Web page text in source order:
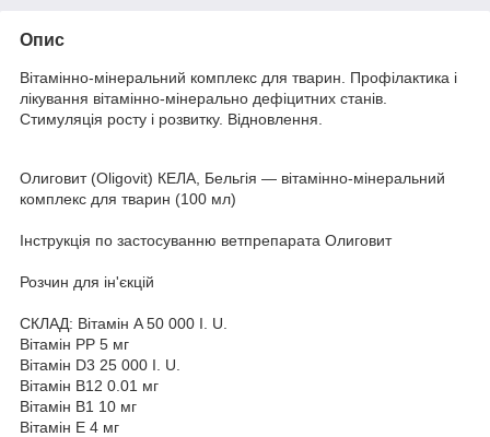
Опис
Вітамінно-мінеральний комплекс для тварин. Профілактика і
лікування вітамінно-мінерально дефіцитних станів.
Стимуляція росту і розвитку. Відновлення.
Олиговит (Oligovit) КЕЛА, Бельгія — вітамінно-мінеральний
комплекс для тварин (100 мл)
Інструкція по застосуванню ветпрепарата Олиговит
Розчин для ін'єкцій
СКЛАД: Вітамін A 50 000 I. U.
Вітамін PP 5 мг
Вітамін D3 25 000 I. U.
Вітамін B12 0.01 мг
Вітамін B1 10 мг
Вітамін E 4 мг